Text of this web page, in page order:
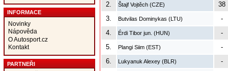
INFORMACE
Novinky
Nápověda
O Autosport.cz
Kontakt
PARTNEŘI
2.
Štajf Vojtěch (CZE)
38
3.
Butvilas Dominykas (LTU)
-
4.
Érdi Tibor jun. (HUN)
-
5.
Plangi Siim (EST)
-
6.
Lukyanuk Alexey (BLR)
-